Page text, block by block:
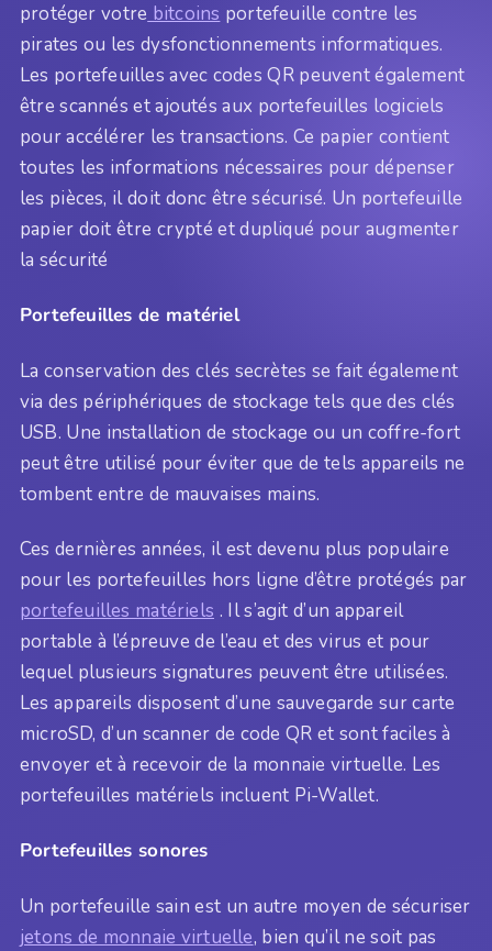
protéger votre bitcoins portefeuille contre les
pirates ou les dysfonctionnements informatiques.
Les portefeuilles avec codes QR peuvent également
être scannés et ajoutés aux portefeuilles logiciels
pour accélérer les transactions. Ce papier contient
toutes les informations nécessaires pour dépenser
les pièces, il doit donc être sécurisé. Un portefeuille
papier doit être crypté et dupliqué pour augmenter
la sécurité
Portefeuilles de matériel
La conservation des clés secrètes se fait également
via des périphériques de stockage tels que des clés
USB. Une installation de stockage ou un coffre-fort
peut être utilisé pour éviter que de tels appareils ne
tombent entre de mauvaises mains.
Ces dernières années, il est devenu plus populaire
pour les portefeuilles hors ligne d’être protégés par
portefeuilles matériels . Il s’agit d’un appareil
portable à l’épreuve de l’eau et des virus et pour
lequel plusieurs signatures peuvent être utilisées.
Les appareils disposent d’une sauvegarde sur carte
microSD, d’un scanner de code QR et sont faciles à
envoyer et à recevoir de la monnaie virtuelle. Les
portefeuilles matériels incluent Pi-Wallet.
Portefeuilles sonores
Un portefeuille sain est un autre moyen de sécuriser
jetons de monnaie virtuelle, bien qu’il ne soit pas